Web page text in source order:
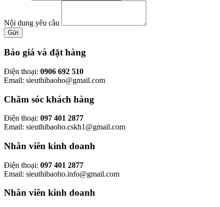
Nội dung yêu cầu
Gửi
Báo giá và đặt hàng
Điện thoại: 0906 692 510
Email: sieuthibaoho@gmail.com
Chăm sóc khách hàng
Điện thoại: 097 401 2877
Email: sieuthibaoho.cskh1@gmail.com
Nhân viên kinh doanh
Điện thoại: 097 401 2877
Email: sieuthibaoho.info@gmail.com
Nhân viên kinh doanh